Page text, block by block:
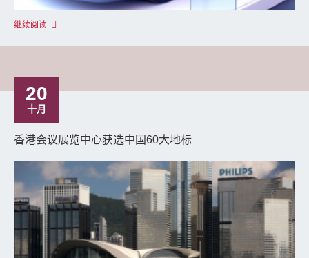
继续阅读
20
十月
香港会议展览中心获选中国60大地标